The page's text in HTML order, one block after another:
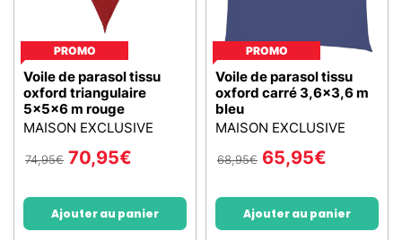
PROMO
Voile de parasol tissu
oxford triangulaire
5x5x6 m rouge
MAISON EXCLUSIVE
74,95€ 70,95€
Ajouter au panier
PROMO
Voile de parasol tissu
oxford carré 3,6x3,6 m
bleu
MAISON EXCLUSIVE
68,95€ 65,95€
Ajouter au panier